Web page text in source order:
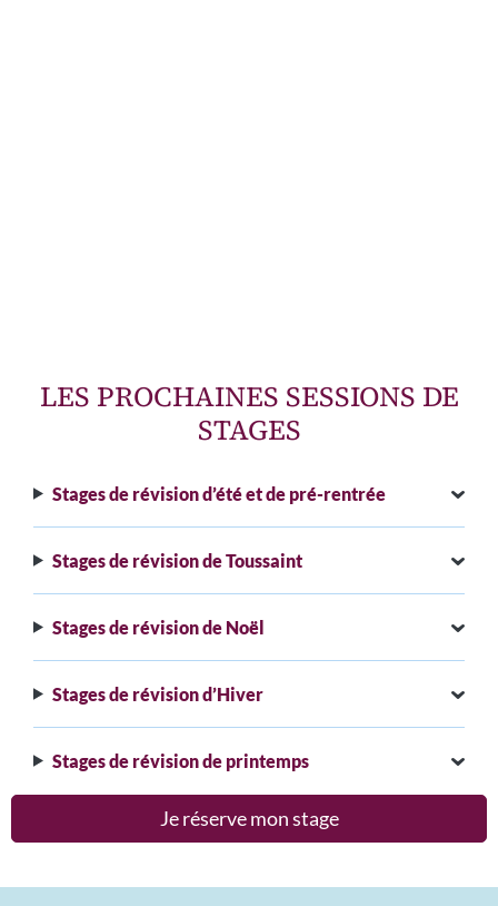
LES PROCHAINES SESSIONS DE
STAGES
Stages de révision d’été et de pré-rentrée
Stages de révision de Toussaint
Stages de révision de Noël
Stages de révision d’Hiver
Stages de révision de printemps
Je réserve mon stage